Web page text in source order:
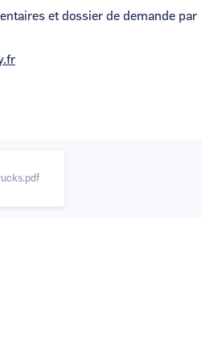
et dossier de demande par